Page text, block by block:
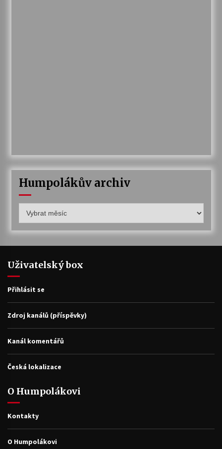
Humpolákův archiv
archiv
Uživatelský box
Přihlásit se
Zdroj kanálů (příspěvky)
Kanál komentářů
Česká lokalizace
O Humpolákovi
Kontakty
O Humpolákovi